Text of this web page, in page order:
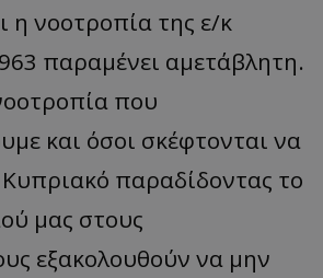
η νοοτροπία της ε/κ
παραμένει αμετάβλητη.
που
και όσοι σκέφτονται να
παραδίδοντας το
μας στους
εξακολουθούν να μην